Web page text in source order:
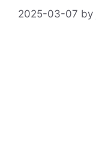
2025-03-07 by